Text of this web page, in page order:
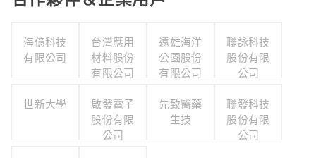
海億科技
有限公司
台灣應用
材料股份
有限公司
遠雄海洋
公園股份
有限公司
聯詠科技
股份有限
公司
世新大學
啟發電子
股份有限
公司
先致醫藥
生技
聯發科技
股份有限
公司